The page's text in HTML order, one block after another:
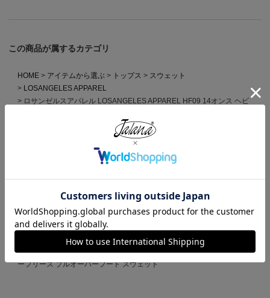
この商品が属するカテゴリ
HOME アイテムから選ぶ トップス
スウェット
LOSANGELES APPAREL
ロサンゼルスアパレル LOSANGELES APPAREL HF09 14オンス ヘビ
L
LOSANGELES APPAREL
ロサンゼルスアパレル LOSANGELES APPAREL HF09 14オンス ヘビ
ーフリース プルオーバーフード スウェット
ロサンゼルスアパレル LOSANGELES APPAREL HF09 14オンス ヘビ
ーフリース プルオーバーフード スウェット
MADE IN USA
ロサンゼルスアパレル LOSANGELES APPAREL HF09 14オンス ヘビ
ーフリース プルオーバーフード スウェット